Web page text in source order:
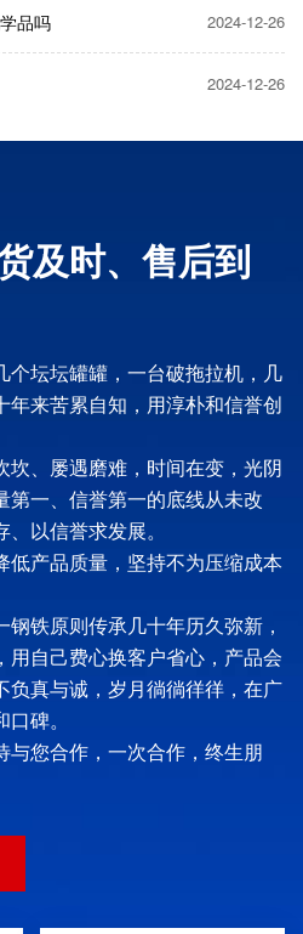
品吗 2024-12-26
2024-12-26
及时、售后到
个坛坛罐罐，一台破拖拉机，几
年来苦累自知，用淳朴和信誉创
坎、屡遇磨难，时间在变，光阴
第一、信誉第一的底线从未改
以信誉求发展。
低产品质量，坚持不为压缩成本
铁原则传承几十年历久弥新，
用自己费心换客户省心，产品会
负真与诚，岁月徜徜徉徉，在广
碑。
与您合作，一次合作，终生朋